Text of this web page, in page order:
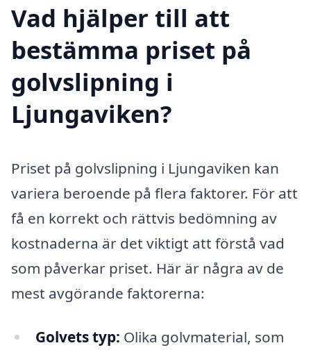
Vad hjälper till att
bestämma priset på
golvslipning i
Ljungaviken?
Priset på golvslipning i Ljungaviken kan
variera beroende på flera faktorer. För att
få en korrekt och rättvis bedömning av
kostnaderna är det viktigt att förstå vad
som påverkar priset. Här är några av de
mest avgörande faktorerna:
Golvets typ: Olika golvmaterial, som